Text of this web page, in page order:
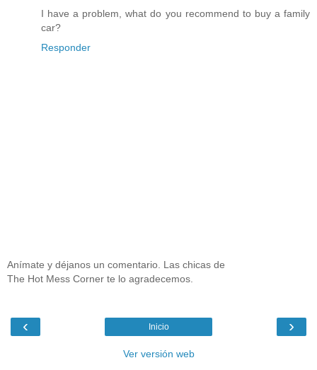
I have a problem, what do you recommend to buy a family
car?
Responder
Anímate y déjanos un comentario. Las chicas de
The Hot Mess Corner te lo agradecemos.
‹ ›
Inicio
Ver versión web